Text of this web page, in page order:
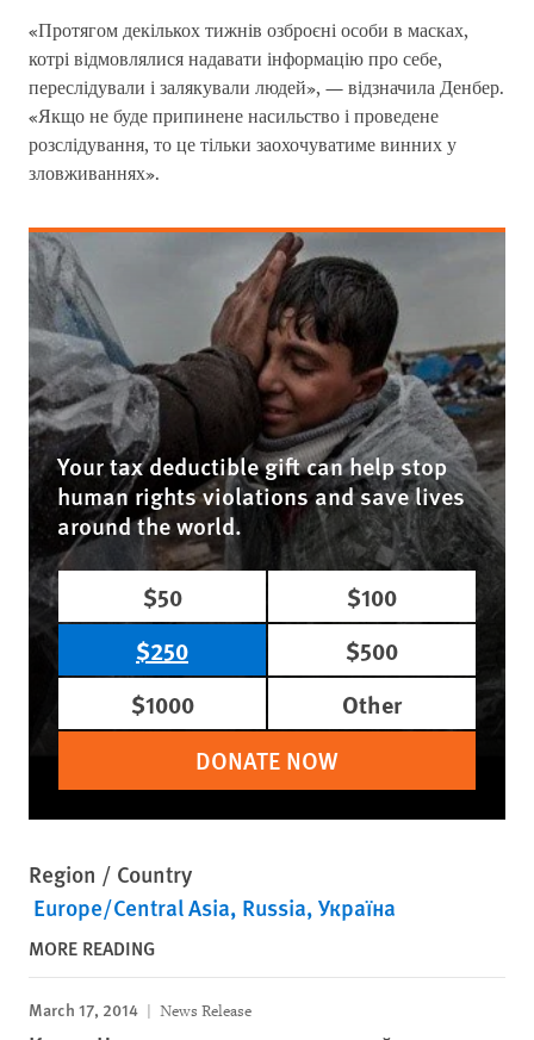
«Протягом декількох тижнів озброєні особи в масках,
котрі відмовлялися надавати інформацію про себе,
переслідували і залякували людей», — відзначила Денбер.
«Якщо не буде припинене насильство і проведене
розслідування, то це тільки заохочуватиме винних у
зловживаннях».
Your tax deductible gift can help stop
human rights violations and save lives
around the world.
$50
$100
$250
$500
$1000
Other
DONATE NOW
Region / Country
Europe/Central Asia Russia Україна
MORE READING
March 17, 2014 News Release